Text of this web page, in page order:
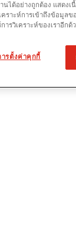
นได้อย่างถูกต้อง แสด
ราะห์การเข้าถึงข้อมูลข
รวิเคราะห์ของเราอีกด้
ารตั้งค่าคุกกี้